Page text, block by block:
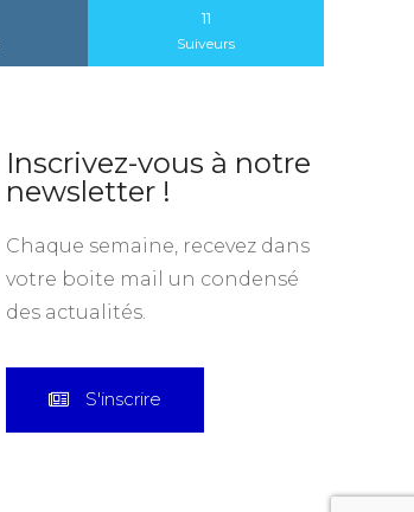
11
Suiveurs
Inscrivez-vous à notre
newsletter !
Chaque semaine, recevez dans
votre boite mail un condensé
des actualités.
S'inscrire